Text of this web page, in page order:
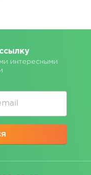
интересными